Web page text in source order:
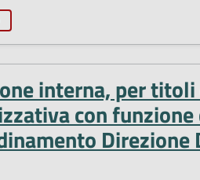
interna, per
con